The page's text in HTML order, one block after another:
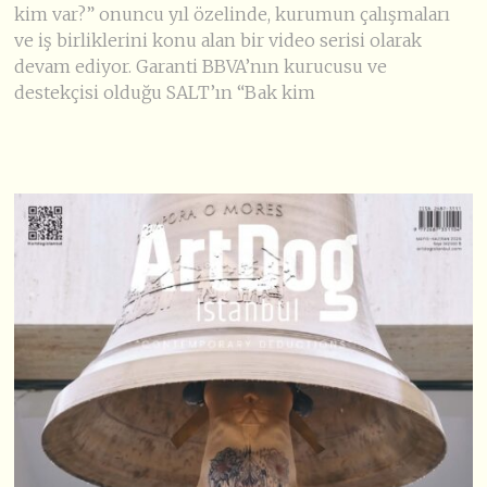
kim var?” onuncu yıl özelinde, kurumun çalışmaları
ve iş birliklerini konu alan bir video serisi olarak
devam ediyor. Garanti BBVA’nın kurucusu ve
destekçisi olduğu SALT’ın “Bak kim